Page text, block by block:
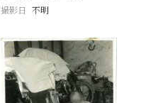
撮影日 不明